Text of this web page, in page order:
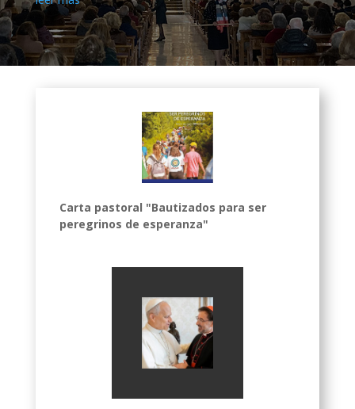
Carta pastoral "Bautizados para ser
peregrinos de esperanza"